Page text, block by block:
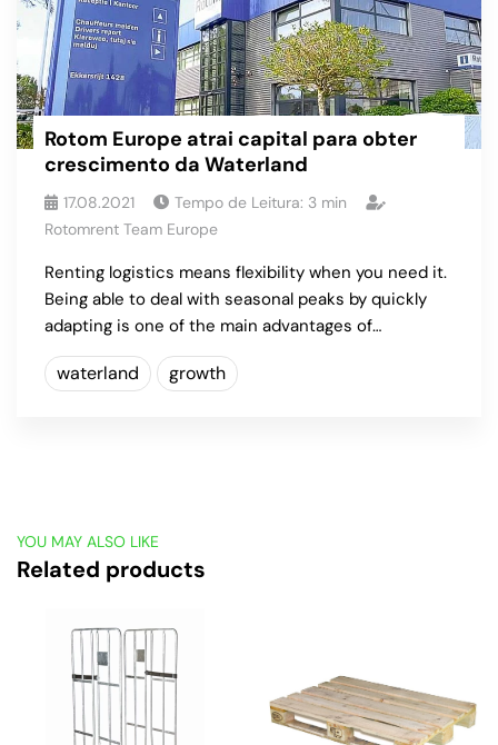
Rotom Europe atrai capital para obter
crescimento da Waterland
17.08.2021 Tempo de Leitura: 3 min
Rotomrent Team Europe
Renting logistics means flexibility when you need it.
Being able to deal with seasonal peaks by quickly
adapting is one of the main advantages of…
waterland growth
YOU MAY ALSO LIKE
Related products